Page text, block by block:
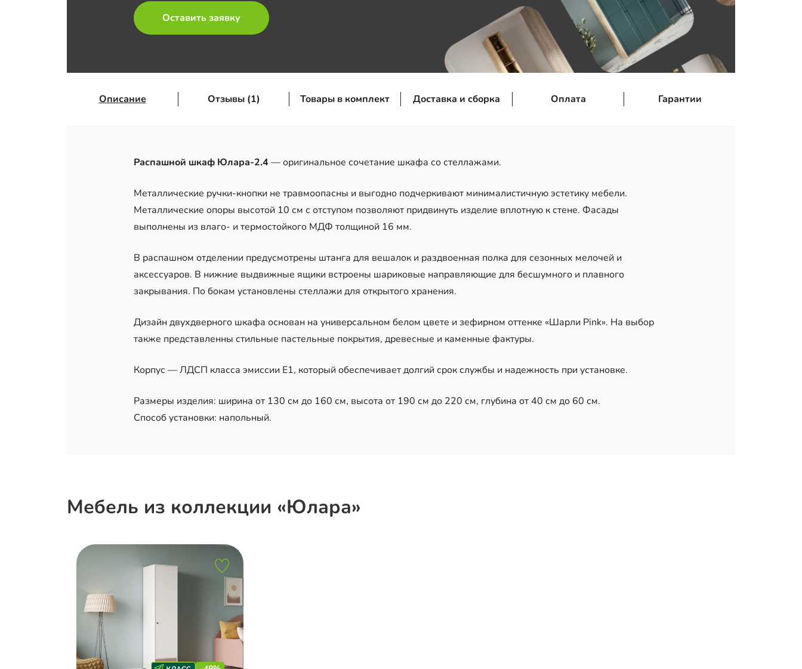
Оставить заявку
Описание Отзывы (1) Товары в комплект Доставка и сборка Оплата Гарантии
Распашной шкаф Юлара-2.4— оригинальное сочетание шкафа со стеллажами.
Металлические ручки-кнопки не травмоопасны и выгодно подчеркивают минималистичную эстетику мебели.
Металлические опоры высотой 10 см с отступом позволяют придвинуть изделие вплотную к стене. Фасады
выполнены из влаго- и термостойкого МДФ толщиной 16 мм.
В распашном отделении предусмотрены штанга для вешалок и раздвоенная полка для сезонных мелочей и
аксессуаров. В нижние выдвижные ящики встроены шариковые направляющие для бесшумного и плавного
закрывания. По бокам установлены стеллажи для открытого хранения.
Дизайн двухдверного шкафа основан на универсальном белом цвете и зефирном оттенке «Шарли Pink». На выбор
также представленны стильные пастельные покрытия, древесные и каменные фактуры.
Корпус — ЛДСП класса эмиссии Е1, который обеспечивает долгий срок службы и надежность при установке.
Размеры изделия: ширина от 130 см до 160 см, высота от 190 см до 220 см, глубина от 40 см до 60 см.
Способ установки: напольный.
Мебель из коллекции «Юлара»